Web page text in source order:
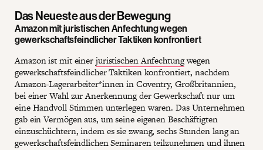
Das Neueste aus der Bewegung
Amazon mit juristischen Anfechtung wegen
gewerkschaftsfeindlicher Taktiken konfrontiert
Amazon ist mit einerjuristischen Anfechtungwegen
gewerkschaftsfeindlicher Taktiken konfrontiert, nachdem
Amazon-Lagerarbeiter*innen in Coventry, Großbritannien,
bei einer Wahl zur Anerkennung der Gewerkschaft nur um
eine Handvoll Stimmen unterlegen waren. Das Unternehmen
gab ein Vermögen aus, um seine eigenen Beschäftigten
einzuschüchtern, indem es sie zwang, sechs Stunden lang an
gewerkschaftsfeindlichen Seminaren teilzunehmen und ihnen